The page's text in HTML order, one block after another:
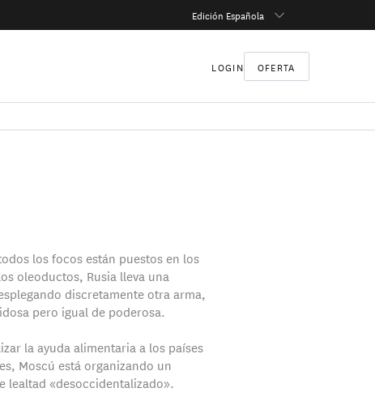
Edición Española
LOGIN OFERTA
los focos están puestos en los
oleoductos, Rusia lleva una
discretamente otra arma,
pero igual de poderosa.
la ayuda alimentaria a los países
Moscú está organizando un
lealtad «desoccidentalizado».